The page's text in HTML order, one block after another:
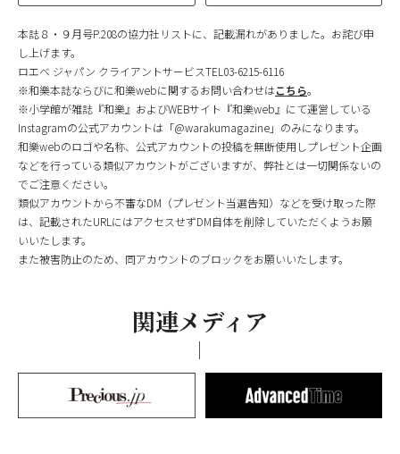
本誌８・９月号P.208の協力社リストに、記載漏れがありました。お詫び申
し上げます。
ロエベ ジャパン クライアントサービスTEL03-6215-6116
※和樂本誌ならびに和樂webに関するお問い合わせはこちら。
※小学館が雑誌『和樂』およびWEBサイト『和樂web』にて運営している
Instagramの公式アカウントは「@warakumagazine」のみになります。
和樂webのロゴや名称、公式アカウントの投稿を無断使用しプレゼント企画
などを行っている類似アカウントがございますが、弊社とは一切関係ないの
でご注意ください。
類似アカウントから不審なDM（プレゼント当選告知）などを受け取った際
は、記載されたURLにはアクセスせずDM自体を削除していただくようお願
いいたします。
また被害防止のため、同アカウントのブロックをお願いいたします。
関連メディア